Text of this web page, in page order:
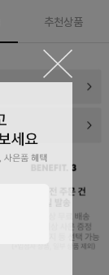
추천상품